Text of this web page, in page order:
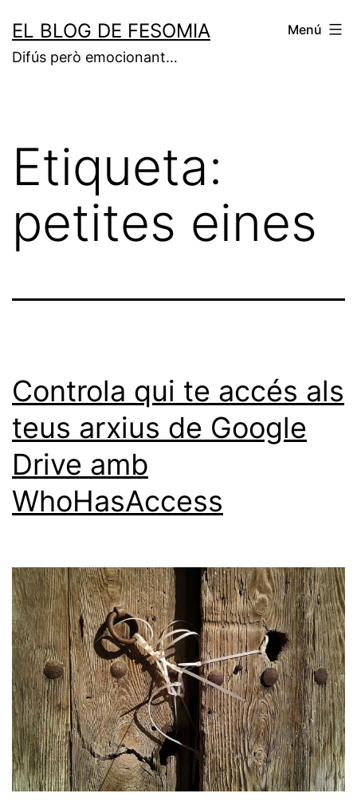
contingut
EL BLOG DE FESOMIA
Difús però emocionant…
Menú
Etiqueta:
petites eines
Controla qui te accés als
teus arxius de Google
Drive amb
WhoHasAccess